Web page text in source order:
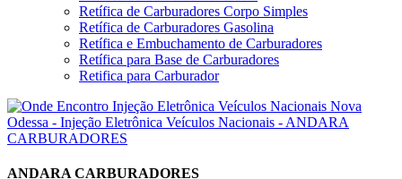
Retífica de Carburadores Corpo Simples
Retífica de Carburadores Gasolina
Retífica e Embuchamento de Carburadores
Retífica para Base de Carburadores
Retifica para Carburador
ANDARA CARBURADORES